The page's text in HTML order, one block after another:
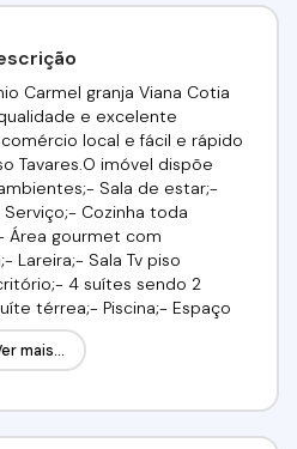
Carmel granja Viana Cotia
e excelente
local e fácil e rápido
Tavares.O imóvel dispõe
Sala de estar;-
Cozinha toda
Área gourmet com
Lareira;- Sala Tv piso
4 suítes sendo 2
térrea;- Piscina;- Espaço
frutíferas;- Garagem
Fachada com lindo
mais...